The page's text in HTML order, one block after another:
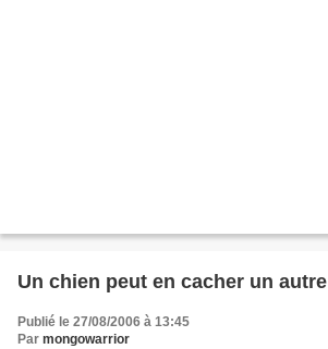
Un chien peut en cacher un autre
Publié le 27/08/2006 à 13:45
Par mongowarrior